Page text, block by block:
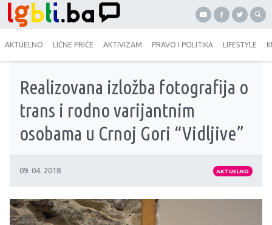
AKTUELNO LIČNE PRIČE AKTIVIZAM PRAVO I POLITIKA LIFESTYLE
Realizovana izložba fotografija o
trans i rodno varijantnim
osobama u Crnoj Gori “Vidljive”
09. 04. 2018 AKTUELNO